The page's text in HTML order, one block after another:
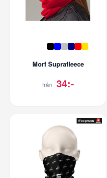
Morf Suprafleece
från 34:-